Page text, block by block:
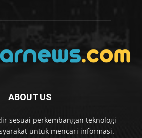
ABOUT US
sesuai perkembangan teknologi
untuk mencari informasi.